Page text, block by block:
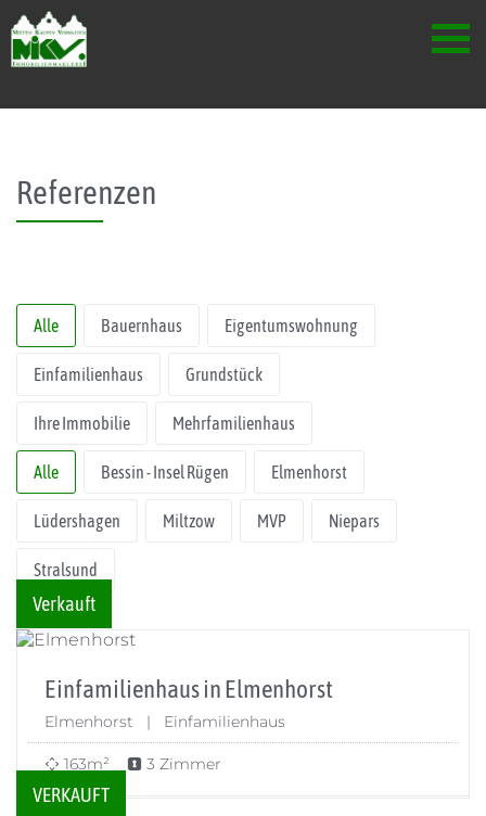
Skip to content
Referenzen
Alle Bauernhaus Eigentumswohnung
Einfamilienhaus Grundstück
Ihre Immobilie Mehrfamilienhaus
Alle Bessin - Insel Rügen Elmenhorst
Lüdershagen Miltzow MVP Niepars
Stralsund
Verkauft
Einfamilienhaus in Elmenhorst
Elmenhorst | Einfamilienhaus
163m² 3 Zimmer
VERKAUFT